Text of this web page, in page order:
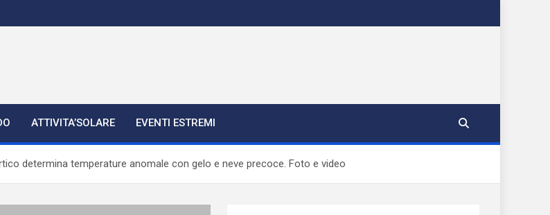
ATTIVITA’SOLARE EVENTI ESTREMI
determina temperature anomale con gelo e neve precoce. Foto e video